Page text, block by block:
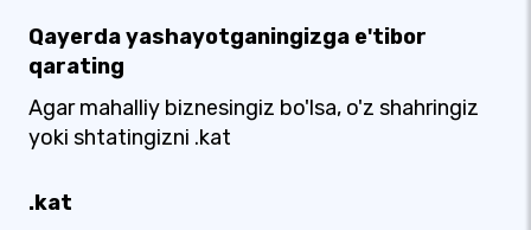
Qayerda yashayotganingizga e'tibor
qarating
Agar mahalliy biznesingiz bo'lsa, o'z shahringiz
yoki shtatingizni .kat
.kat